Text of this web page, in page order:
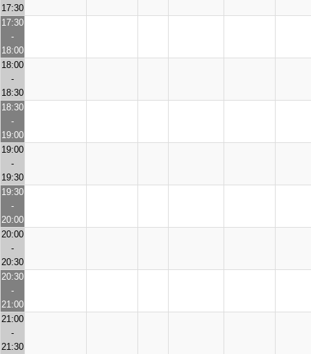
17:30
17:30
-
18:00
18:00
-
18:30
18:30
-
19:00
19:00
-
19:30
19:30
-
20:00
20:00
-
20:30
20:30
-
21:00
21:00
-
21:30